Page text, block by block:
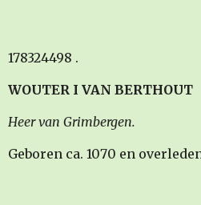
178324498 .
WOUTER I VAN BERTHOUT
Heer van Grimbergen.
Geboren ca. 1070 en